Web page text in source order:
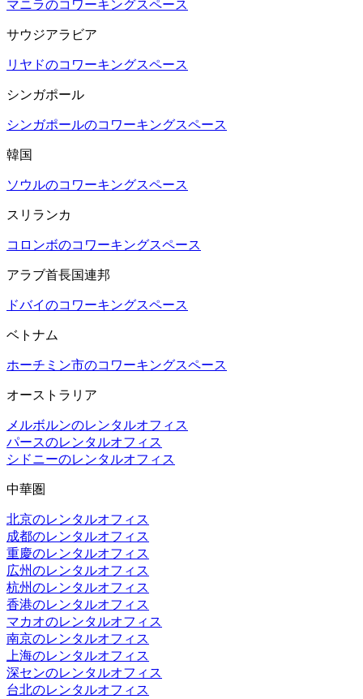
マニラのコワーキングスペース
サウジアラビア
リヤドのコワーキングスペース
シンガポール
シンガポールのコワーキングスペース
韓国
ソウルのコワーキングスペース
スリランカ
コロンボのコワーキングスペース
アラブ首長国連邦
ドバイのコワーキングスペース
ベトナム
ホーチミン市のコワーキングスペース
オーストラリア
メルボルンのレンタルオフィス
パースのレンタルオフィス
シドニーのレンタルオフィス
中華圏
北京のレンタルオフィス
成都のレンタルオフィス
重慶のレンタルオフィス
広州のレンタルオフィス
杭州のレンタルオフィス
香港のレンタルオフィス
マカオのレンタルオフィス
南京のレンタルオフィス
上海のレンタルオフィス
深センのレンタルオフィス
台北のレンタルオフィス